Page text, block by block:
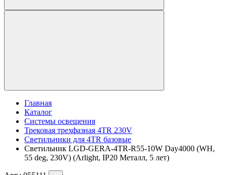
Главная
Каталог
Системы освещения
Трековая трехфазная 4TR 230V
Светильники для 4TR базовые
Светильник LGD-GERA-4TR-R55-10W Day4000 (WH,
55 deg, 230V) (Arlight, IP20 Металл, 5 лет)